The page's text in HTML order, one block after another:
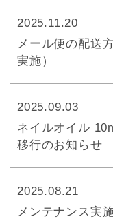
2025.11.20
メール便の配送
実施）
2025.09.03
ネイルオイル
移行のお知らせ
2025.08.21
メンテナンス実